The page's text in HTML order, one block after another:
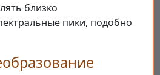
близко
пики, подобно